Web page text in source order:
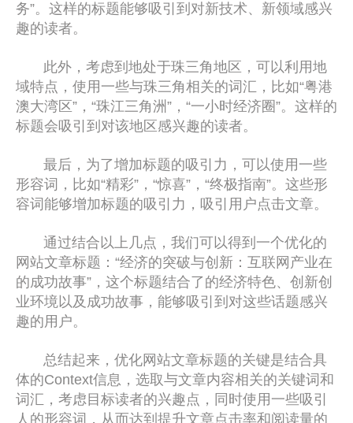
务”。这样的标题能够吸引到对新技术、新领域感兴
趣的读者。
此外，考虑到地处于珠三角地区，可以利用地
域特点，使用一些与珠三角相关的词汇，比如“粤港
澳大湾区”，“珠江三角洲”，“一小时经济圈”。这样的
标题会吸引到对该地区感兴趣的读者。
最后，为了增加标题的吸引力，可以使用一些
形容词，比如“精彩”，“惊喜”，“终极指南”。这些形
容词能够增加标题的吸引力，吸引用户点击文章。
通过结合以上几点，我们可以得到一个优化的
网站文章标题：“经济的突破与创新：互联网产业在
的成功故事”，这个标题结合了的经济特色、创新创
业环境以及成功故事，能够吸引到对这些话题感兴
趣的用户。
总结起来，优化网站文章标题的关键是结合具
体的Context信息，选取与文章内容相关的关键词和
词汇，考虑目标读者的兴趣点，同时使用一些吸引
人的形容词，从而达到提升文章点击率和阅读量的